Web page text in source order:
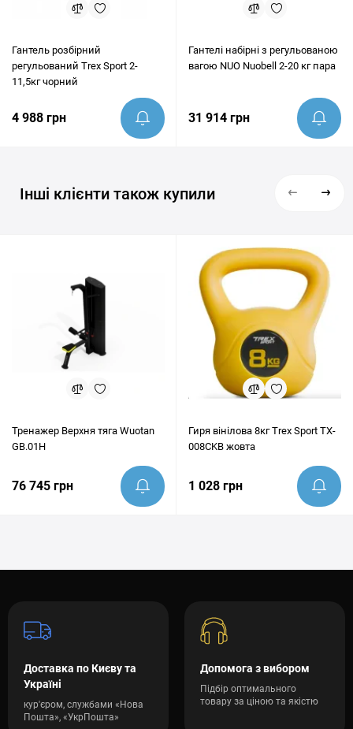
Гантель розбірний
регульований Trex Sport 2-
11,5кг чорний
4 988 грн
Гантелі набірні з регульованою
вагою NUO Nuobell 2-20 кг пара
31 914 грн
Інші клієнти також купили
Тренажер Верхня тяга Wuotan
GB.01H
76 745 грн
Гиря вінілова 8кг Trex Sport TX-
008CKB жовта
1 028 грн
Доставка по Києву та
Україні
кур'єром, службами «Нова
Пошта», «УкрПошта»
Допомога з вибором
Підбір оптимального
товару за ціною та якістю